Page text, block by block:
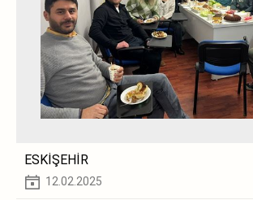
ESKİŞEHİR
12.02.2025